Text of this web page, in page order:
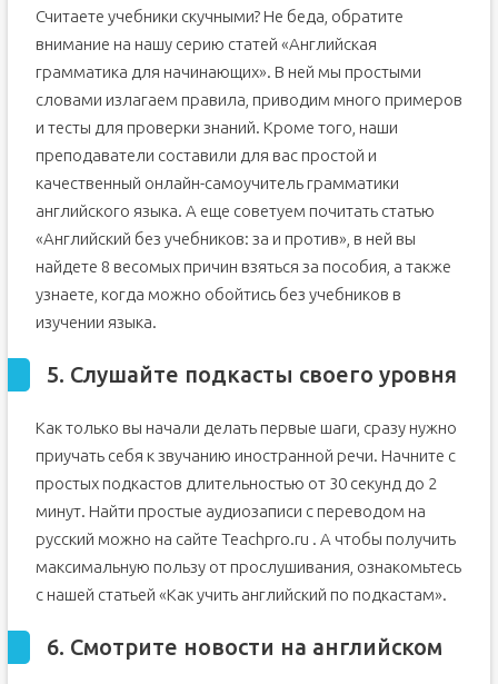
Считаете учебники скучными? Не беда, обратите
внимание на нашу серию статей «Английская
грамматика для начинающих». В ней мы простыми
словами излагаем правила, приводим много примеров
и тесты для проверки знаний. Кроме того, наши
преподаватели составили для вас простой и
качественный онлайн-самоучитель грамматики
английского языка. А еще советуем почитать статью
«Английский без учебников: за и против», в ней вы
найдете 8 весомых причин взяться за пособия, а также
узнаете, когда можно обойтись без учебников в
изучении языка.
5. Слушайте подкасты своего уровня
Как только вы начали делать первые шаги, сразу нужно
приучать себя к звучанию иностранной речи. Начните с
простых подкастов длительностью от 30 секунд до 2
минут. Найти простые аудиозаписи с переводом на
русский можно на сайте Teachpro.ru . А чтобы получить
максимальную пользу от прослушивания, ознакомьтесь
с нашей статьей «Как учить английский по подкастам».
6. Смотрите новости на английском